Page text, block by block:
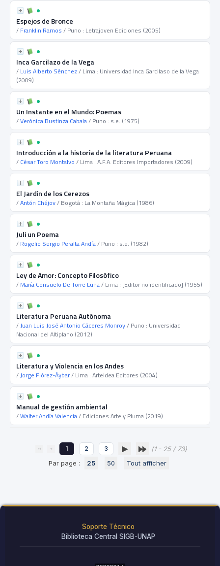
Espejos de Bronce
/ Franklin Ramos / Puno : Letrajoven Ediciones (2005)
Inca Garcilazo de la Vega
/ Luis Alberto Sénchez/ Lima : Universidad Inca Garcilaso de la Vega
(2009)
Un Instante en el Mundo: Poemas
/Verónica Bustinza Cabala/ Puno : s.e. (1975)
Introducción a la historia de la literatura Peruana
/ César Toro Montalvo / Lima : A.F.A. Editores Importadores (2009)
El Jardin de los Cerezos
/Antón Chéjov/ Bogotá : La Montaña Mágica (1986)
Juli un Poema
/ Rogelio Sergio Peralta Andía/ Puno : s.e. (1982)
Ley de Amor: Concepto Filosófico
/ María Consuelo De Torre Luna/ Lima : [Editor no identificado] (1955)
Literatura Peruana Autónoma
/Juan Luis José Antonio Cáceres Monroy/ Puno : Universidad
Nacional del Altiplano (2012)
Literatura y Violencia en los Andes
/Jorge Flórez-Áybar/ Lima : Arteidea Editores (2004)
Manual de gestión ambiental
/Walter Andía Valencia/ Ediciones Arte y Pluma (2019)
1 2 3
(1 - 25 / 73)
Par page :
25 50 Tout afficher
Soporte Técnico
Biblioteca Central SIGB-UNAP